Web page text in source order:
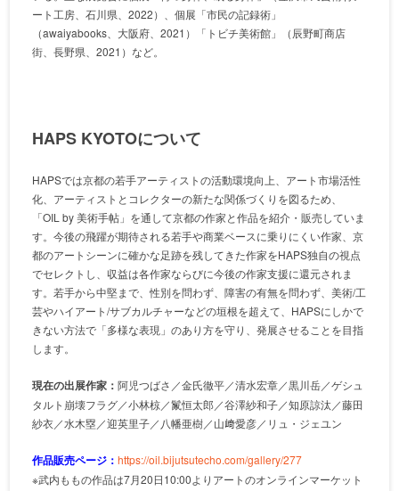
ート工房、石川県、2022）、個展「市民の記録術」
（awaiyabooks、大阪府、2021）「トビチ美術館」（辰野町商店
街、長野県、2021）など。
HAPS KYOTOについて
HAPSでは京都の若手アーティストの活動環境向上、アート市場活性
化、アーティストとコレクターの新たな関係づくりを図るため、
「OIL by 美術手帖」を通して京都の作家と作品を紹介・販売していま
す。今後の飛躍が期待される若手や商業ベースに乗りにくい作家、京
都のアートシーンに確かな足跡を残してきた作家をHAPS独自の視点
でセレクトし、収益は各作家ならびに今後の作家支援に還元されま
す。若手から中堅まで、性別を問わず、障害の有無を問わず、美術/工
芸やハイアート/サブカルチャーなどの垣根を超えて、HAPSにしかで
きない方法で「多様な表現」のあり方を守り、発展させることを目指
します。
現在の出展作家：阿児つばさ／金氏徹平／清水宏章／黒川岳／ゲシュ
タルト崩壊フラグ／小林椋／鬣恒太郎／谷澤紗和子／知原諒汰／藤田
紗衣／水木塁／迎英里子／八幡亜樹／山﨑愛彦／リュ・ジェユン
作品販売ページ：https://oil.bijutsutecho.com/gallery/277
※武内ももの作品は7月20日10:00よりアートのオンラインマーケット